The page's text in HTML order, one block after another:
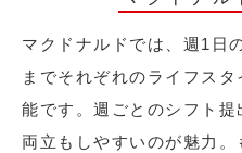
マクドナルドでは、週1日
までそれぞれのライフス
能です。週ごとのシフト
両立もしやすいのが魅力